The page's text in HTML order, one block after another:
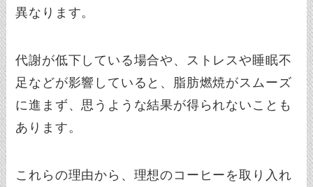
異なります。
代謝が低下している場合や、ストレスや睡眠不
足などが影響していると、脂肪燃焼がスムーズ
に進まず、思うような結果が得られないことも
あります。
これらの理由から、理想のコーヒーを取り入れ